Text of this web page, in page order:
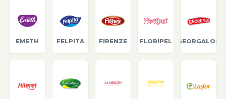
EMETH FELPITA FIRENZE FLORIPEL GEORGALOS